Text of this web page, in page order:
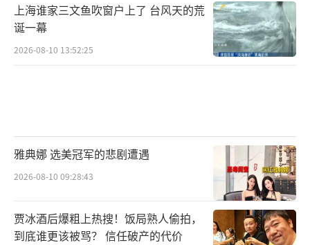
上海谁家三文鱼吹窗户上了 台风天的荒
诞一幕
2026-08-10 13:52:25
雅典娜 选美冠军的悲剧遭遇
2026-08-10 09:28:43
贾冰酒后爆粗上热搜！饭局熟人偷拍，
到底谁更该被骂？ 信任破产的代价